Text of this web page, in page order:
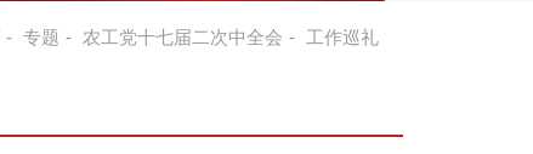
- 专题 - 农工党十七届二次中全会 - 工作巡礼